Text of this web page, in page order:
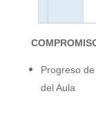
Progreso
del Aula